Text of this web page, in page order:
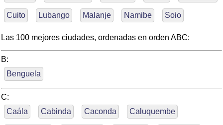
Cuito Lubango Malanje Namibe Soio
Las 100 mejores ciudades, ordenadas en orden ABC:
B:
Benguela
C:
Caála
Cabinda Caconda Caluquembe